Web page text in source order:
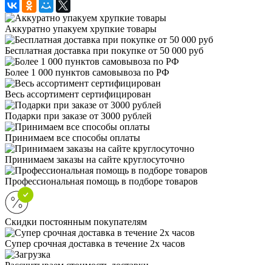
Аккуратно упакуем хрупкие товары
Бесплатная доставка при покупке от 50 000 руб
Более 1 000 пунктов самовывоза по РФ
Весь ассортимент сертифицирован
Подарки при заказе от 3000 рублей
Принимаем все способы оплаты
Принимаем заказы на сайте круглосуточно
Профессиональная помощь в подборе товаров
Скидки постоянным покупателям
Супер срочная доставка в течение 2х часов